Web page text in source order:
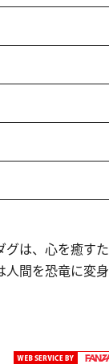
グは、心を癒すた
人間を恐竜に変身